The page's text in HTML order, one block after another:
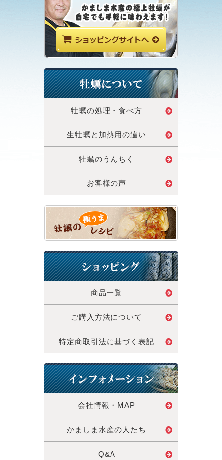
牡蠣の処理・食べ方
生牡蠣と加熱用の違い
牡蠣のうんちく
お客様の声
商品一覧
ご購入方法について
特定商取引法に基づく表記
会社情報・MAP
かましま水産の人たち
Q&A